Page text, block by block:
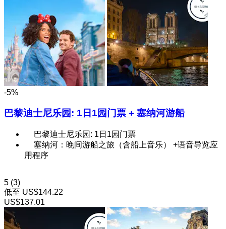
-5%
巴黎迪士尼乐园: 1日1园门票 + 塞纳河游船
巴黎迪士尼乐园: 1日1园门票
塞纳河：晚间游船之旅（含船上音乐） +语音导览应
用程序
5 (3)
低至 US$144.22
US$137.01